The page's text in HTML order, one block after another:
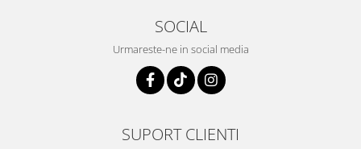
SOCIAL
Urmareste-ne in social media
SUPORT CLIENTI